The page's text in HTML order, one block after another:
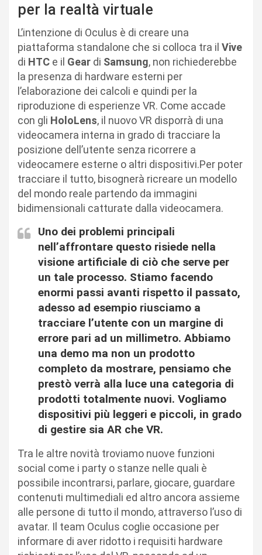
per la realtà virtuale
L’intenzione di Oculus è di creare una
piattaforma standalone che si colloca tra il Vive
di HTC e il Gear di Samsung, non richiederebbe
la presenza di hardware esterni per
l’elaborazione dei calcoli e quindi per la
riproduzione di esperienze VR. Come accade
con gli HoloLens, il nuovo VR disporrà di una
videocamera interna in grado di tracciare la
posizione dell’utente senza ricorrere a
videocamere esterne o altri dispositivi.Per poter
tracciare il tutto, bisognerà ricreare un modello
del mondo reale partendo da immagini
bidimensionali catturate dalla videocamera.
Uno dei problemi principali
nell’affrontare questo risiede nella
visione artificiale di ciò che serve per
un tale processo. Stiamo facendo
enormi passi avanti rispetto il passato,
adesso ad esempio riusciamo a
tracciare l’utente con un margine di
errore pari ad un millimetro. Abbiamo
una demo ma non un prodotto
completo da mostrare, pensiamo che
prestò verrà alla luce una categoria di
prodotti totalmente nuovi. Vogliamo
dispositivi più leggeri e piccoli, in grado
di gestire sia AR che VR.
Tra le altre novità troviamo nuove funzioni
social come i party o stanze nelle quali è
possibile incontrarsi, parlare, giocare, guardare
contenuti multimediali ed altro ancora assieme
alle persone di tutto il mondo, attraverso l’uso di
avatar. Il team Oculus coglie occasione per
informare di aver ridotto i requisiti hardware